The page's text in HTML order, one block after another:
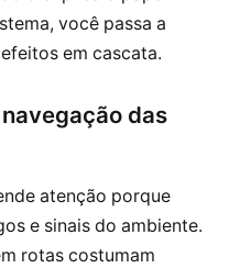
você passa a
em cascata.
das
atenção porque
e sinais do ambiente.
rotas costumam